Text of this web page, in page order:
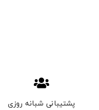
پشتیبانی شبانه روزی